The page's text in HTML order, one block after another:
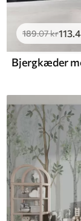
189.07kr113
Bjergkæder